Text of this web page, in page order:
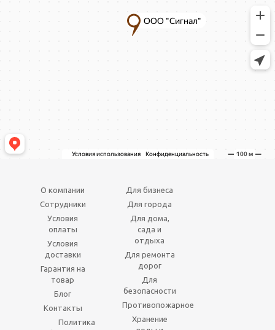
О компании
Сотрудники
Условия
оплаты
Условия
доставки
Гарантия на
товар
Блог
Контакты
Политика
Для бизнеса
Для города
Для дома,
сада и
отдыха
Для ремонта
дорог
Для
безопасности
Противопожарное
Хранение